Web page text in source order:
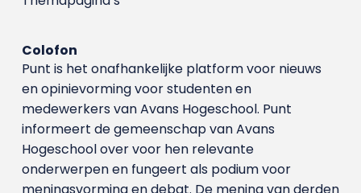
Colofon
Punt is het onafhankelijke platform voor nieuws
en opinievorming voor studenten en
medewerkers van Avans Hoge­school. Punt
informeert de gemeenschap van Avans
Hogeschool over voor hen relevante
onderwerpen en fungeert als podium voor
meningsvorming en debat. De mening van derden